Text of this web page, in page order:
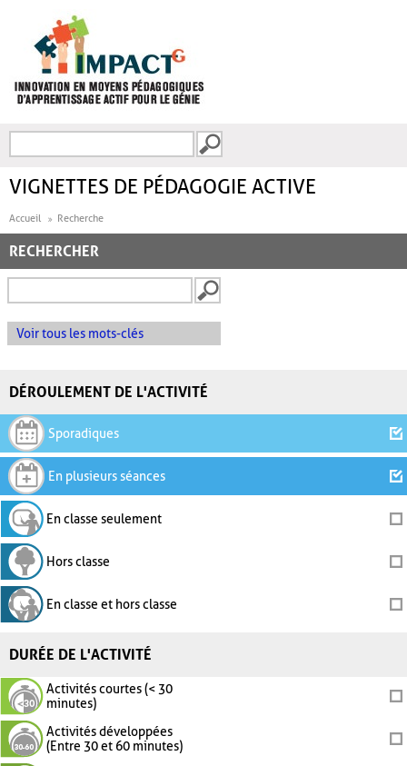
FORMULAIRE DE
VIGNETTES DE PÉDAGOGIE ACTIVE
Accueil Recherche
RECHERCHER
Voir tous les mots-clés
DÉROULEMENT DE L'ACTIVITÉ
Sporadiques
En plusieurs séances
En classe seulement
Hors classe
En classe et hors classe
DURÉE DE L'ACTIVITÉ
Activités courtes (< 30
minutes)
Activités développées
(Entre 30 et 60 minutes)